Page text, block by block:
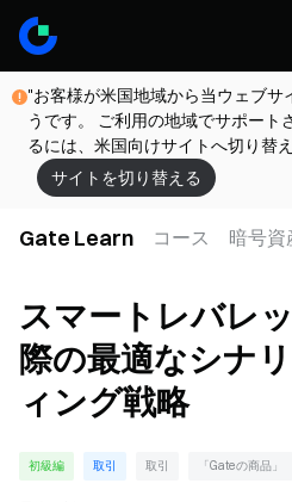
"お客様が米国地域から当ウェブサ
うです。 ご利用の地域でサポート
るには、米国向けサイトへ切り替
サイトを切り替える
Gate Learn コース 暗号資
スマートレバレ
際の最適なシナ
ィング戦略
初級編 取引 取引 「Gateの商品」